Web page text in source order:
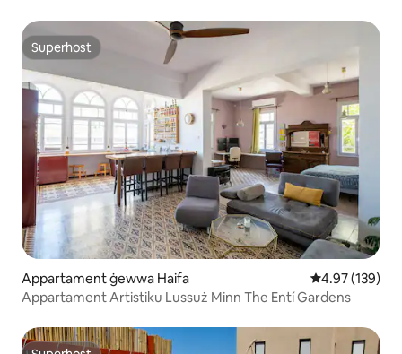
Superhost
Superhost
Appartament ġewwa Haifa Rating medju
4.97 (139)
Appartament Artistiku Lussuż Minn The Entí Gardens